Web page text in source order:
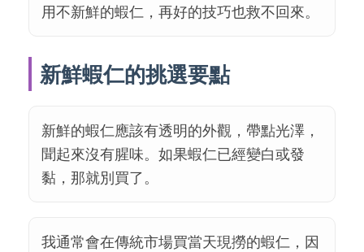
用不新鮮的蝦仁，再好的技巧也救不回來。
新鮮蝦仁的挑選要點
新鮮的蝦仁應該有透明的外觀，帶點光澤，
聞起來沒有腥味。如果蝦仁已經變白或發
黏，那就別買了。
我通常會在傳統市場買當天現撈的蝦仁，因